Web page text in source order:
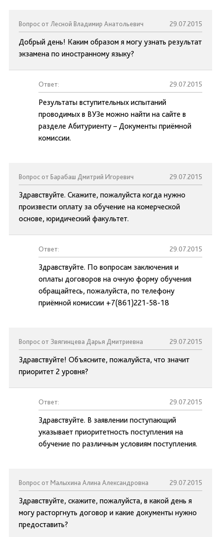
Вопрос от Лесной Владимир Анатольевич 29.07.2015
Добрый день! Каким образом я могу узнать результат
экзамена по иностранному языку?
Ответ: 29.07.2015
Результаты вступительных испытаний
проводимых в ВУЗе можно найти на сайте в
разделе Абитуриенту – Документы приёмной
комиссии.
Вопрос от Барабаш Дмитрий Игоревич 29.07.2015
Здравствуйте. Скажите, пожалуйста когда нужно
произвести оплату за обучение на комерческой
основе, юридический факультет.
Ответ: 29.07.2015
Здравствуйте. По вопросам заключения и
оплаты договоров на очную форму обучения
обращайтесь, пожалуйста, по телефону
приёмной комиссии +7(861)221-58-18
Вопрос от Звягинцева Дарья Дмитриевна 29.07.2015
Здравствуйте! Объясните, пожалуйста, что значит
приоритет 2 уровня?
Ответ: 29.07.2015
Здравствуйте. В заявлении поступающий
указывает приоритетность поступления на
обучение по различным условиям поступления.
Вопрос от Малыхина Алина Александровна 29.07.2015
Здравствуйте, скажите, пожалуйста, в какой день я
могу расторгнуть договор и какие документы нужно
предоставить?